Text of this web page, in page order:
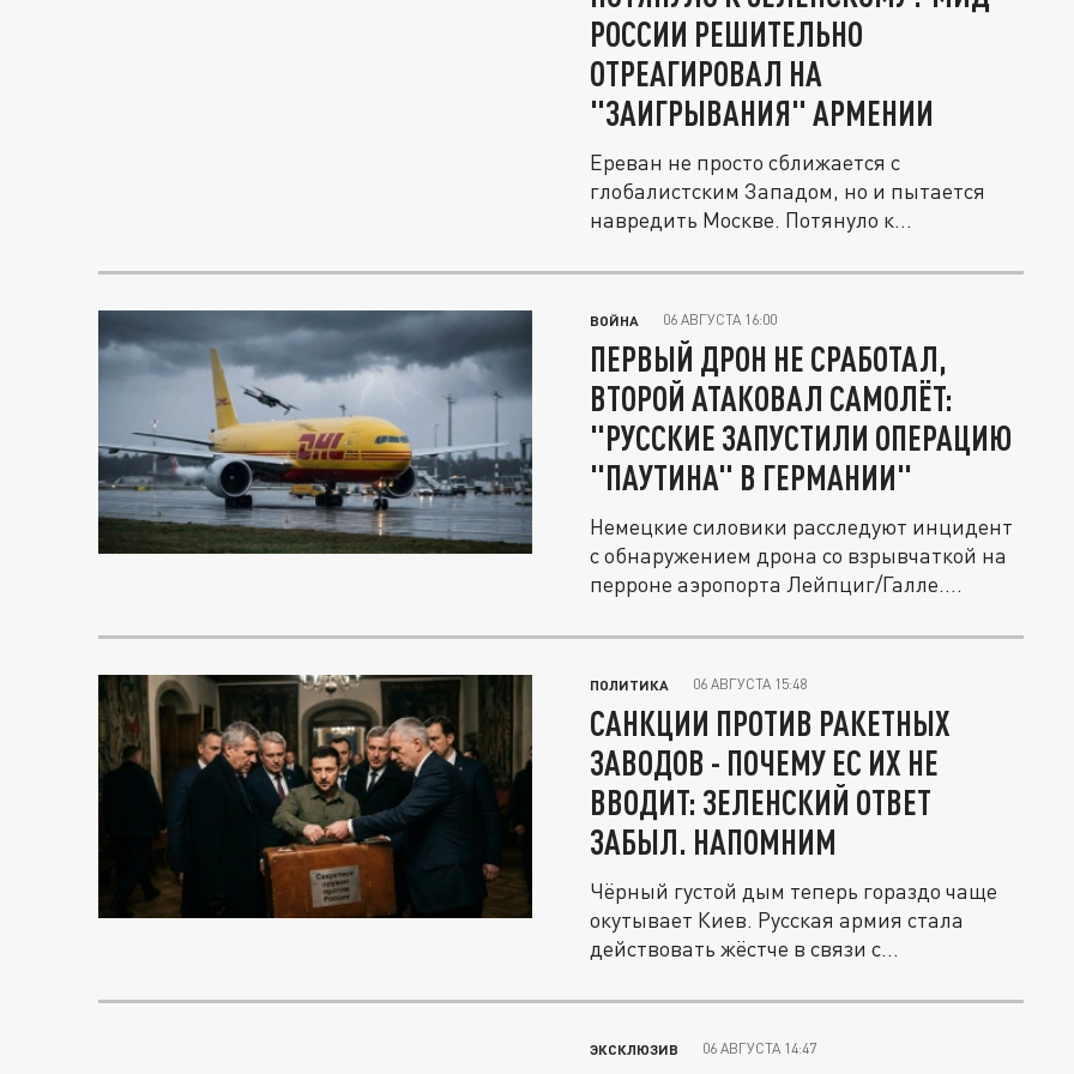
РОССИИ РЕШИТЕЛЬНО
ОТРЕАГИРОВАЛ НА
"ЗАИГРЫВАНИЯ" АРМЕНИИ
Ереван не просто сближается с
глобалистским Западом, но и пытается
навредить Москве. Потянуло к
ВОЙНА 06 АВГУСТА 16:00
ПЕРВЫЙ ДРОН НЕ СРАБОТАЛ,
ВТОРОЙ АТАКОВАЛ САМОЛЁТ:
"РУССКИЕ ЗАПУСТИЛИ ОПЕРАЦИЮ
"ПАУТИНА" В ГЕРМАНИИ"
Немецкие силовики расследуют инцидент
с обнаружением дрона со взрывчаткой на
перроне аэропорта Лейпциг/Галле....
ПОЛИТИКА 06 АВГУСТА 15:48
САНКЦИИ ПРОТИВ РАКЕТНЫХ
ЗАВОДОВ - ПОЧЕМУ ЕС ИХ НЕ
ВВОДИТ: ЗЕЛЕНСКИЙ ОТВЕТ
ЗАБЫЛ. НАПОМНИМ
Чёрный густой дым теперь гораздо чаще
окутывает Киев. Русская армия стала
действовать жёстче в связи с...
ЭКСКЛЮЗИВ 06 АВГУСТА 14:47